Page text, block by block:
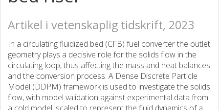
Artikel i vetenskaplig tidskrift, 2023
In a circulating fluidized bed (CFB) fuel converter the outlet
geometry plays a decisive role for the solids flow in the
circulating loop, thus affecting the mass and heat balances
and the conversion process. A Dense Discrete Particle
Model (DDPM) framework is used to investigate the solids
flow, with model validation against experimental data from